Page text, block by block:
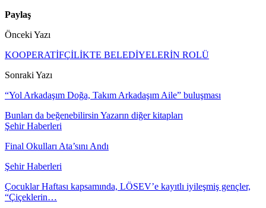
Paylaş
Önceki Yazı
KOOPERATİFÇİLİKTE BELEDİYELERİN ROLÜ
Sonraki Yazı
“Yol Arkadaşım Doğa, Takım Arkadaşım Aile” buluşması
Bunları da beğenebilirsin Yazarın diğer kitapları
Şehir Haberleri
Final Okulları Ata’sını Andı
Şehir Haberleri
Çocuklar Haftası kapsamında, LÖSEV’e kayıtlı iyileşmiş gençler,
“Çiçeklerin…